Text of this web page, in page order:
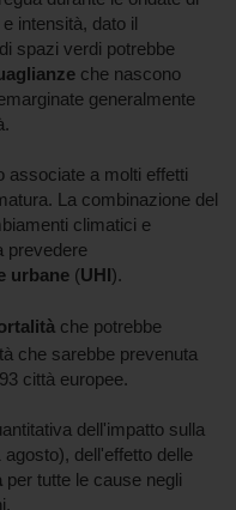
intensità, dato il
spazi verdi potrebbe
che nascono
generalmente
associate a molti effetti
La combinazione del
climatici e
prevedere
urbane (UHI).
che potrebbe
che sarebbe prevenuta
città europee.
dell'impatto sulla
agosto), dell'effetto delle
per tutte le cause negli